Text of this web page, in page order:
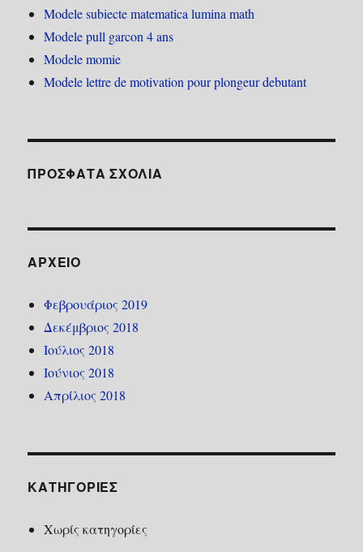
Modele subiecte matematica lumina math
Modele pull garcon 4 ans
Modele momie
Modele lettre de motivation pour plongeur debutant
ΠΡΌΣΦΑΤΑ ΣΧΌΛΙΑ
ΑΡΧΕΊΟ
Φεβρουάριος 2019
Δεκέμβριος 2018
Ιούλιος 2018
Ιούνιος 2018
Απρίλιος 2018
KΑΤΗΓΟΡΊΕΣ
Χωρίς κατηγορίες